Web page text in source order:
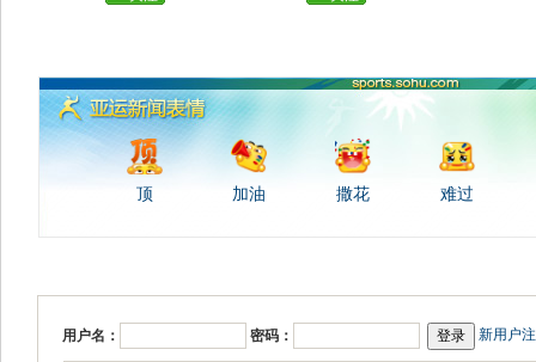
顶 加油 撒花 难过
用户名： 密码： 新用户